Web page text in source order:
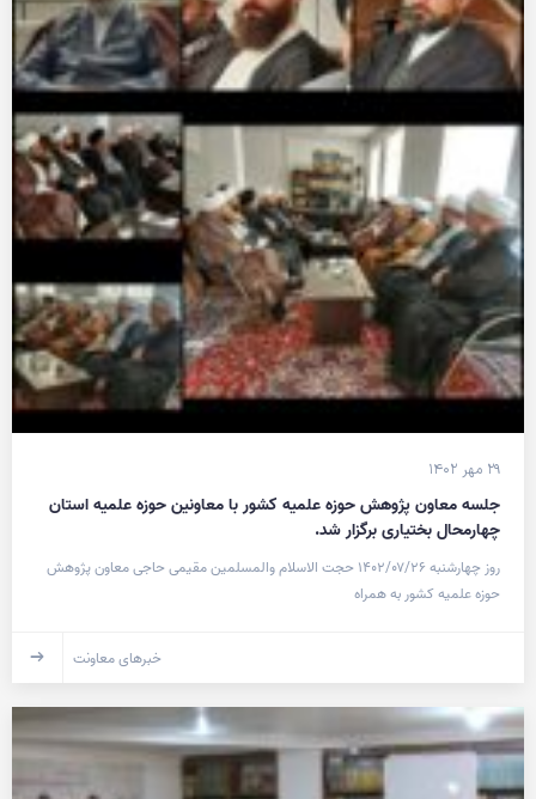
۲۹ مهر ۱۴۰۲
جلسه معاون پژوهش حوزه علمیه کشور با معاونین حوزه علمیه استان
چهارمحال بختیاری برگزار شد.
روز چهارشنبه ۱۴۰۲/۰۷/۲۶ حجت الاسلام والمسلمین مقیمی حاجی معاون پژوهش
حوزه علمیه کشور به همراه
خبرهای معاونت